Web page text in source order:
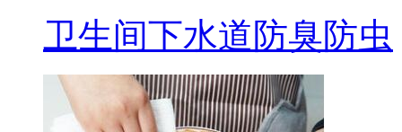
卫生间下水道防臭防虫